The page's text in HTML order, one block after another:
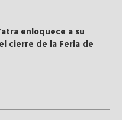
enloquece a su
cierre de la Feria de